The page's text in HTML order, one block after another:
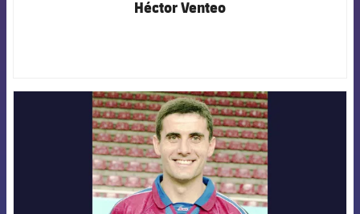
Héctor Venteo
FCB Barcelona badge